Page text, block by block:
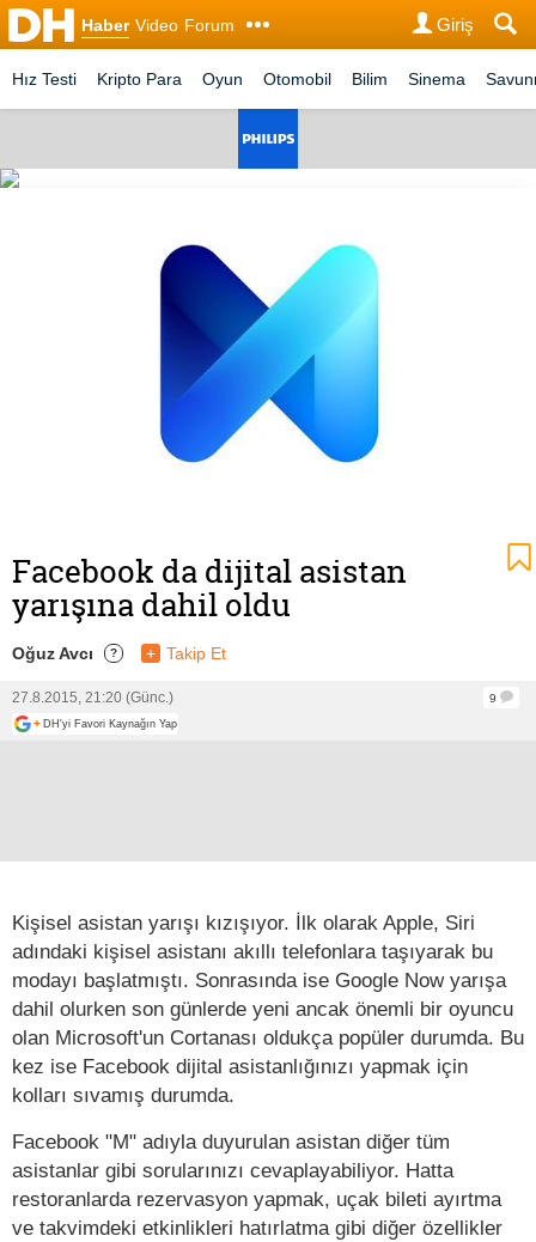
Haber Video Forum Giriş
Hız Testi Kripto Para Oyun Otomobil Bilim Sinema
Facebook da dijital asistan
yarışına dahil oldu
Oğuz Avcı ? + Takip Et
27.8.2015, 21:20 (Günc.)
9
+ DH'yi Favori Kaynağın Yap
Kişisel asistan yarışı kızışıyor. İlk olarak Apple, Siri
adındaki kişisel asistanı akıllı telefonlara taşıyarak bu
modayı başlatmıştı. Sonrasında ise Google Now yarışa
dahil olurken son günlerde yeni ancak önemli bir oyuncu
olan Microsoft'un Cortanası oldukça popüler durumda. Bu
kez ise Facebook dijital asistanlığınızı yapmak için
kolları sıvamış durumda.
Facebook "M" adıyla duyurulan asistan diğer tüm
asistanlar gibi sorularınızı cevaplayabiliyor. Hatta
restoranlarda rezervasyon yapmak, uçak bileti ayırtma
ve takvimdeki etkinlikleri hatırlatma gibi diğer özellikler